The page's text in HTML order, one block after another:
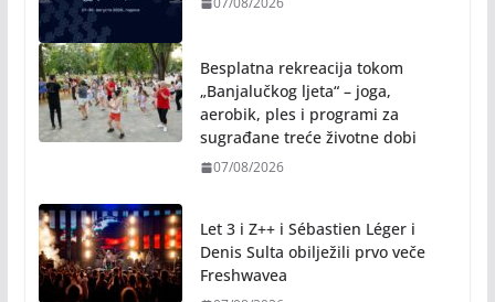
Besplatna rekreacija tokom
„Banjalučkog ljeta“ – joga,
aerobik, ples i programi za
sugrađane treće životne dobi
07/08/2026
Let 3 i Z++ i Sébastien Léger i
Denis Sulta obilježili prvo veče
Freshwavea